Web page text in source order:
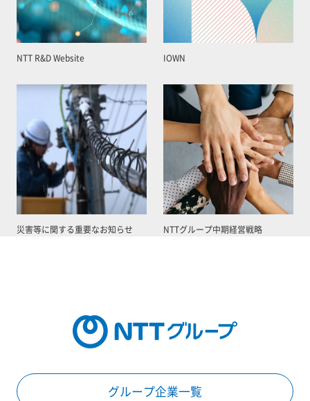
NTT R&D Website IOWN
災害等に関する重要なお知らせ NTTグループ中期経営戦略
グループ企業一覧